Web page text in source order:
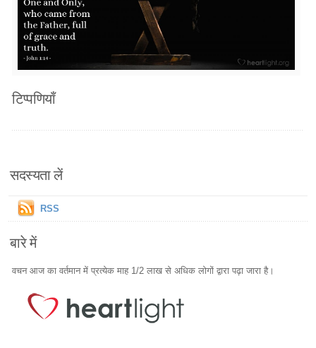
टिप्पणियाँ
सदस्यता लें
RSS
बारे में
वचन आज का वर्तमान में प्रत्येक माह 1/2 लाख से अधिक लोगों द्वारा पढ़ा जारा है।